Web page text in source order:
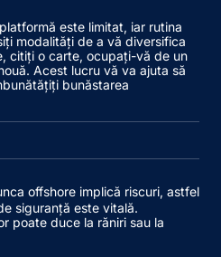
este limitat, iar rutina
modalități de a vă diversifica
citiți o carte, ocupați-vă de un
Acest lucru vă va ajuta să
bunăstarea
offshore implică riscuri, astfel
siguranță este vitală.
poate duce la răniri sau la